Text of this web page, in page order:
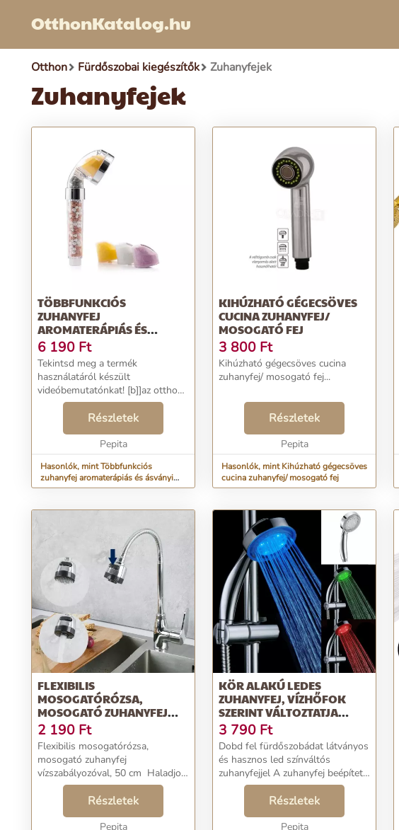
OtthonKatalog.hu
Otthon Fürdőszobai kiegészítők Zuhanyfejek
Zuhanyfejek
TÖBBFUNKCIÓS
ZUHANYFEJ
AROMATERÁPIÁS ÉS
ÁSVÁNYI ANYAGOKKAL
6 190 Ft
Tekintsd meg a termék
használatáról készült
videóbemutatónkat! [b]]az otthoni
legújabb elemeket kínálja, például
a Többfunkciós Eco zuhany
aromaterápiával és ásványi
anyagokkal Shosence Home...
Részletek
Pepita
Hasonlók, mint Többfunkciós
zuhanyfej aromaterápiás és ásványi
anyagokkal
KIHÚZHATÓ GÉGECSÖVES
CUCINA ZUHANYFEJ/
MOSOGATÓ FEJ
3 800 Ft
Kihúzható gégecsöves cucina
zuhanyfej/ mosogató fej...
Részletek
Pepita
Hasonlók, mint Kihúzható gégecsöves
cucina zuhanyfej/ mosogató fej
FLEXIBILIS
MOSOGATÓRÓZSA,
MOSOGATÓ ZUHANYFEJ
VÍZSZABÁLYOZÓVAL, 50 CM
2 190 Ft
Flexibilis mosogatórózsa,
mosogató zuhanyfej
vízszabályozóval, 50 cm Haladjon
gyorsabban a házimunkával és
könnyítse meg a mosogatást!
Ezzel a csapra szerelhető rózsával
a vizet messzebbre vezet...
Részletek
Pepita
KÖR ALAKÚ LEDES
ZUHANYFEJ, VÍZHŐFOK
SZERINT VÁLTOZTATJA
SZÍNÉT
3 790 Ft
Dobd fel fürdőszobádat látványos
és hasznos led színváltós
zuhanyfejjel A zuhanyfej beépített
led izzókkal rendelkezik, ahogy
megnyitod a csapot világítani kezd
A világítás energiáját az átfoly...
Részletek
Pepita